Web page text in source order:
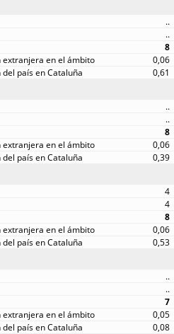
..
..
8
0,06
0,61
..
..
8
0,06
0,39
4
4
8
0,06
0,53
..
..
7
0,05
0,08